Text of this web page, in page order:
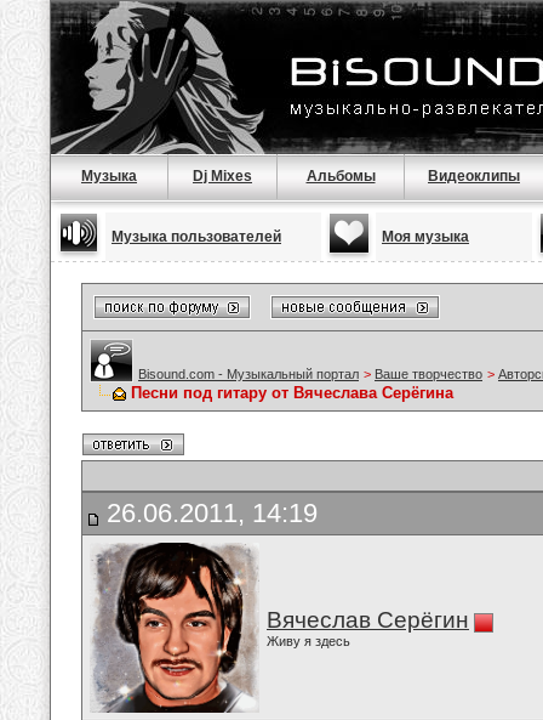
Музыка Dj Mixes Альбомы Видеоклипы
Музыка пользователей Моя музыка
Bisound.com - Музыкальный портал > Ваше творчество >
Песни под гитару от Вячеслава Серёгина
26.06.2011, 14:19
Вячеслав Серёгин
Живу я здесь